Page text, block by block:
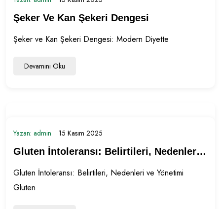
Şeker Ve Kan Şekeri Dengesi
Şeker ve Kan Şekeri Dengesi: Modern Diyette
Devamını Oku
Yazan: admin 15 Kasım 2025
Gluten İntoleransı: Belirtileri, Nedenleri
Ve Yönetimi
Gluten İntoleransı: Belirtileri, Nedenleri ve Yönetimi
Gluten